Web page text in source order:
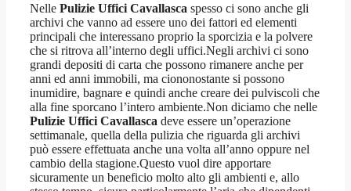
Nelle Pulizie Uffici Cavallasca spesso ci sono anche gli
archivi che vanno ad essere uno dei fattori ed elementi
principali che interessano proprio la sporcizia e la polvere
che si ritrova all’interno degli uffici.Negli archivi ci sono
grandi depositi di carta che possono rimanere anche per
anni ed anni immobili, ma ciononostante si possono
inumidire, bagnare e quindi anche creare dei pulviscoli che
alla fine sporcano l’intero ambiente.Non diciamo che nelle
Pulizie Uffici Cavallasca deve essere un’operazione
settimanale, quella della pulizia che riguarda gli archivi
può essere effettuata anche una volta all’anno oppure nel
cambio della stagione.Questo vuol dire apportare
sicuramente un beneficio molto alto gli ambienti e, allo